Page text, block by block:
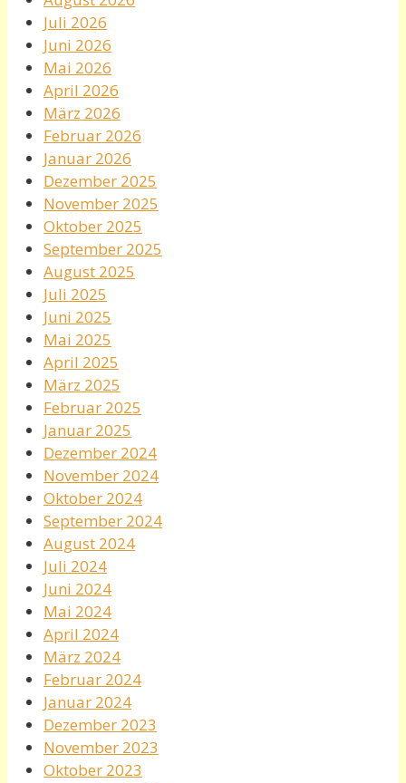
Juli 2026
Juni 2026
Mai 2026
April 2026
März 2026
Februar 2026
Januar 2026
Dezember 2025
November 2025
Oktober 2025
September 2025
August 2025
Juli 2025
Juni 2025
Mai 2025
April 2025
März 2025
Februar 2025
Januar 2025
Dezember 2024
November 2024
Oktober 2024
September 2024
August 2024
Juli 2024
Juni 2024
Mai 2024
April 2024
März 2024
Februar 2024
Januar 2024
Dezember 2023
November 2023
Oktober 2023